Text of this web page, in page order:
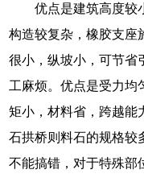
优点是建筑高度较
构造较复杂，橡胶支座
很小，纵坡小，可节省
工麻烦。优点是受力均
矩小，材料省，跨越能
石拱桥则料石的规格较
不能搞错，对于特殊部